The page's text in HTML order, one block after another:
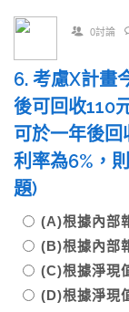
0討論
6. 考慮X計畫
後可回收110
可於一年後
利率為6%，
題)
(A)根據內部
(B)根據內部
(C)根據淨現
(D)根據淨現